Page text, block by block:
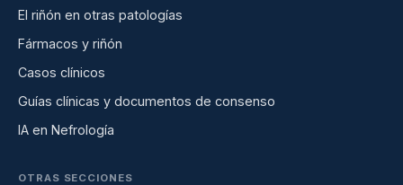
El riñón en otras patologías
Fármacos y riñón
Casos clínicos
Guías clínicas y documentos de consenso
IA en Nefrología
OTRAS SECCIONES